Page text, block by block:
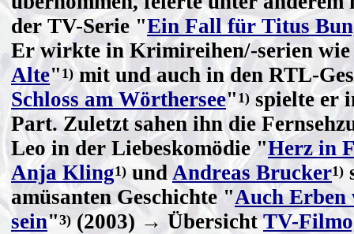
der TV-Serie "Ein Fall für Titus
Er wirkte in Krimireihen/-serien
Alte" 1)mit und auch in den RTL-
Schloss am Wörthersee" 1) spielte er
Part. Zuletzt sahen ihn die
Leo in der Liebeskomödie "Herz in
Anja Kling1) und Andreas Brucker1)
amüsanten Geschichte "Auch
sein"3) (2003) → ÜbersichtTV-